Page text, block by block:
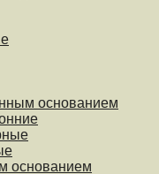
основанием
основанием